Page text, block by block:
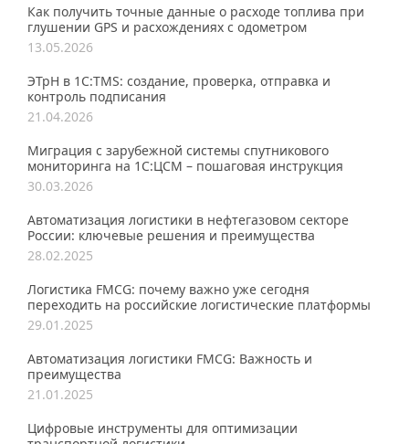
Как получить точные данные о расходе топлива при
глушении GPS и расхождениях с одометром
13.05.2026
ЭТрН в 1С:TMS: создание, проверка, отправка и
контроль подписания
21.04.2026
Миграция с зарубежной системы спутникового
мониторинга на 1С:ЦСМ – пошаговая инструкция
30.03.2026
Автоматизация логистики в нефтегазовом секторе
России: ключевые решения и преимущества
28.02.2025
Логистика FMCG: почему важно уже сегодня
переходить на российские логистические платформы
29.01.2025
Автоматизация логистики FMCG: Важность и
преимущества
21.01.2025
Цифровые инструменты для оптимизации